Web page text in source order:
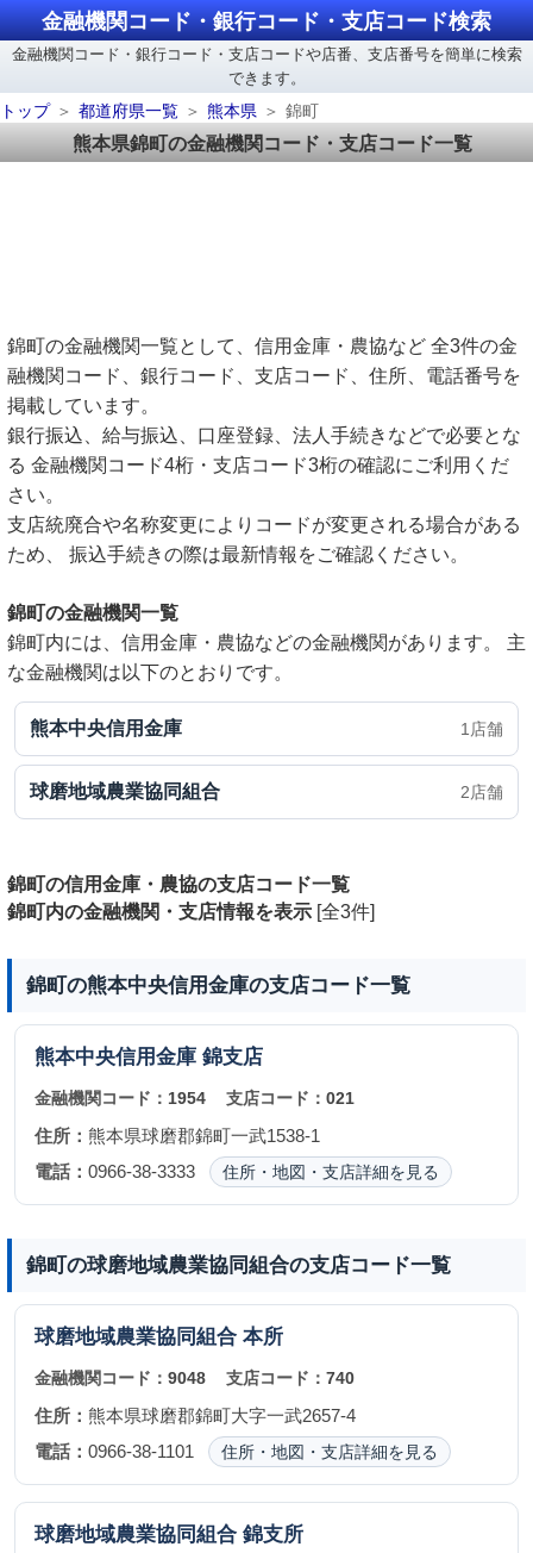
金融機関コード・銀行コード・支店コード検索
金融機関コード・銀行コード・支店コードや店番、支店番号を簡単に検索
できます。
トップ
都道府県一覧 熊本県 錦町
熊本県錦町の金融機関コード・支店コード一覧
錦町の金融機関一覧として、信用金庫・農協など 全3件の金
融機関コード、銀行コード、支店コード、住所、電話番号を
掲載しています。
銀行振込、給与振込、口座登録、法人手続きなどで必要とな
る 金融機関コード4桁・支店コード3桁の確認にご利用くだ
さい。
支店統廃合や名称変更によりコードが変更される場合がある
ため、 振込手続きの際は最新情報をご確認ください。
錦町の金融機関一覧
錦町内には、信用金庫・農協などの金融機関があります。 主
な金融機関は以下のとおりです。
熊本中央信用金庫 1店舗
球磨地域農業協同組合 2店舗
錦町の信用金庫・農協の支店コード一覧
錦町内の金融機関・支店情報を表示 [全3件]
錦町の熊本中央信用金庫の支店コード一覧
熊本中央信用金庫 錦支店
金融機関コード： 1954 支店コード：021
住所： 熊本県球磨郡錦町一武1538-1
電話： 0966-38-3333 住所・地図・支店詳細を見る
錦町の球磨地域農業協同組合の支店コード一覧
球磨地域農業協同組合 本所
金融機関コード： 9048 支店コード：740
住所： 熊本県球磨郡錦町大字一武2657-4
電話： 0966-38-1101 住所・地図・支店詳細を見る
球磨地域農業協同組合 錦支所